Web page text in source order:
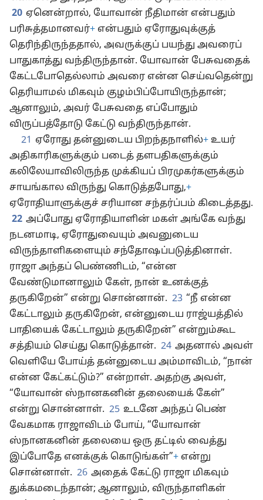
20 ஏனென்றால், யோவான் நீதிமான் என்பதும்
பரிசுத்தமானவர்+ என்பதும் ஏரோதுவுக்குத்
தெரிந்திருந்ததால், அவருக்குப் பயந்து அவரைப்
பாதுகாத்து வந்திருந்தான். யோவான் பேசுவதைக்
கேட்டபோதெல்லாம் அவரை என்ன செய்வதென்று
தெரியாமல் மிகவும் குழம்பிப்போயிருந்தான்;
ஆனாலும், அவர் பேசுவதை எப்போதும்
விருப்பத்தோடு கேட்டு வந்திருந்தான்.
21 ஏரோது தன்னுடைய பிறந்தநாளில்+ உயர்
அதிகாரிகளுக்கும் படைத் தளபதிகளுக்கும்
கலிலேயாவிலிருந்த முக்கியப் பிரமுகர்களுக்கும்
சாயங்கால விருந்து கொடுத்தபோது,+
ஏரோதியாளுக்குச் சரியான சந்தர்ப்பம் கிடைத்தது.
22 அப்போது ஏரோதியாளின் மகள் அங்கே வந்து
நடனமாடி, ஏரோதுவையும் அவனுடைய
விருந்தாளிகளையும் சந்தோஷப்படுத்தினாள்.
ராஜா அந்தப் பெண்ணிடம், “என்ன
வேண்டுமானாலும் கேள், நான் உனக்குத்
தருகிறேன்” என்று சொன்னான். 23 “நீ என்ன
கேட்டாலும் தருகிறேன், என்னுடைய ராஜ்யத்தில்
பாதியைக் கேட்டாலும் தருகிறேன்” என்றும்கூட
சத்தியம் செய்து கொடுத்தான். 24 அதனால் அவள்
வெளியே போய்த் தன்னுடைய அம்மாவிடம், “நான்
என்ன கேட்கட்டும்?” என்றாள். அதற்கு அவள்,
“யோவான் ஸ்நானகனின் தலையைக் கேள்”
என்று சொன்னாள். 25 உடனே அந்தப் பெண்
வேகமாக ராஜாவிடம் போய், “யோவான்
ஸ்நானகனின் தலையை ஒரு தட்டில் வைத்து
இப்போதே எனக்குக் கொடுங்கள்”+ என்று
சொன்னாள். 26 அதைக் கேட்டு ராஜா மிகவும்
துக்கமடைந்தான்; ஆனாலும், விருந்தாளிகள்